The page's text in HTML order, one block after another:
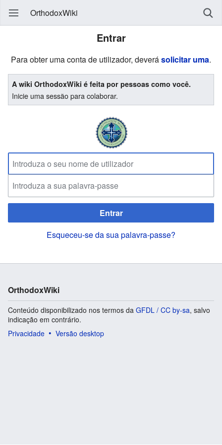
OrthodoxWiki
Entrar
Para obter uma conta de utilizador, deverásolicitar uma.
A wiki OrthodoxWiki é feita por pessoas como você.
Inicie uma sessão para colaborar.
Entrar
Esqueceu-se da sua palavra-passe?
OrthodoxWiki
Conteúdo disponibilizado nos termos da GFDL / CC by-sa, salvo
indicação em contrário.
Privacidade
Versão desktop